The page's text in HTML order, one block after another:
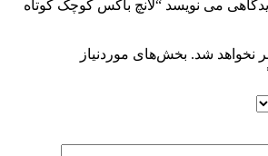
می نویسد “لانچ باکس کوچک کوتاه
نخواهد شد. بخش‌های موردنیاز